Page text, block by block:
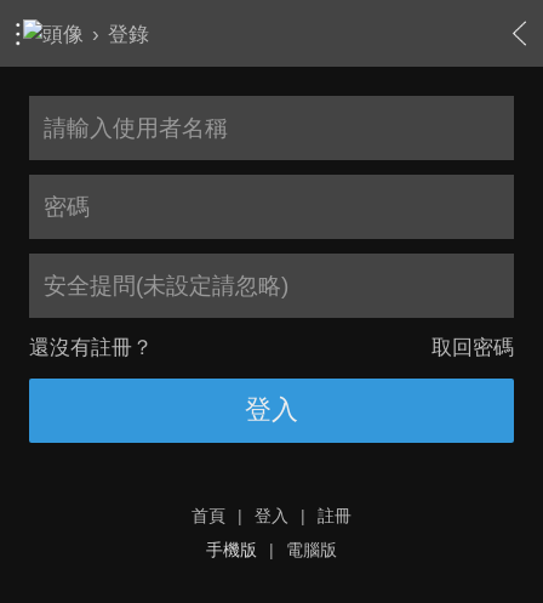
› 登錄
安全提問(未設定請忽略)
還沒有註冊？ 取回密碼
登入
首頁 | 登入 |
註冊
手機版
| 電腦版